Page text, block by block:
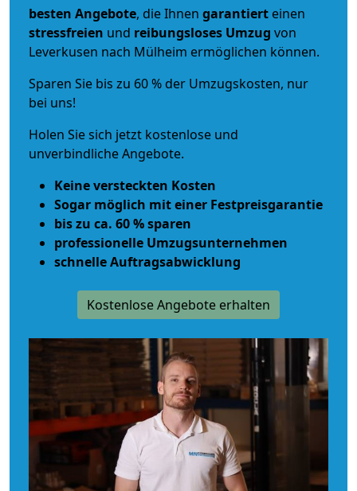
besten Angebote, die Ihnen garantiert einen
stressfreien und reibungsloses Umzug von
Leverkusen nach Mülheim ermöglichen können.
Sparen Sie bis zu 60 % der Umzugskosten, nur
bei uns!
Holen Sie sich jetzt kostenlose und
unverbindliche Angebote.
Keine versteckten Kosten
Sogar möglich mit einer Festpreisgarantie
bis zu ca. 60 % sparen
professionelle Umzugsunternehmen
schnelle Auftragsabwicklung
Kostenlose Angebote erhalten